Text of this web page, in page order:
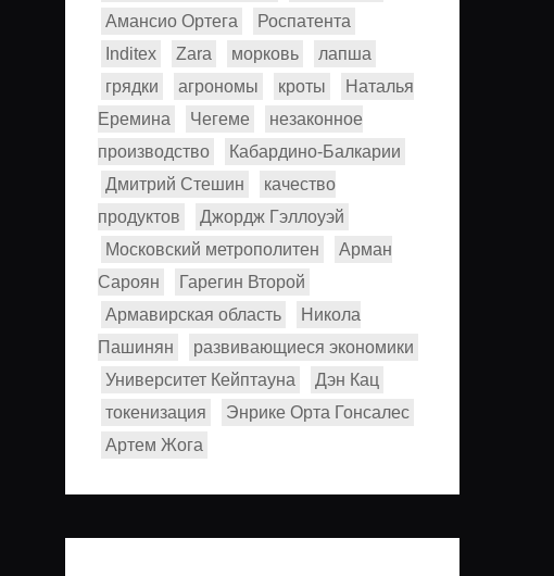
Амансио Ортега
Роспатента
Inditex
Zara морковь
лапша
грядки
агрономы кроты
Наталья
Еремина
Чегеме
незаконное
производство
Кабардино-Балкарии
Дмитрий Стешин
качество
продуктов
Джордж Гэллоуэй
Московский метрополитен
Арман
Сароян
Гарегин Второй
Армавирская область
Никола
Пашинян
развивающиеся экономики
Университет Кейптауна
Дэн Кац
токенизация
Энрике Орта Гонсалес
Артем Жога